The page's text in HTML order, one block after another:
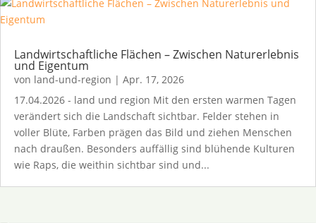
Landwirtschaftliche Flächen – Zwischen Naturerlebnis
und Eigentum
von land-und-region | Apr. 17, 2026
17.04.2026 - land und region Mit den ersten warmen Tagen
verändert sich die Landschaft sichtbar. Felder stehen in
voller Blüte, Farben prägen das Bild und ziehen Menschen
nach draußen. Besonders auffällig sind blühende Kulturen
wie Raps, die weithin sichtbar sind und...